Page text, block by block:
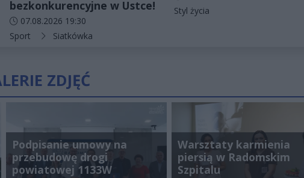
bezkonkurencyjne w Ustce!
Data dodania artykułu:
07.08.2026 19:30
Kategorie artykułu:
Sport Siatkówka
Kategorie artykułu:
Styl życia
ZDJĘĆ
Podpisanie umowy na
przebudowę drogi
powiatowej 1133W
Warsztaty karmienia
piersią w Radomskim
Szpitalu